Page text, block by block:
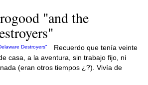
"and the
Recuerdo que tenía veinte
casa, a la aventura, sin trabajo fijo, ni
(eran otros tiempos ¿?). Vivía de